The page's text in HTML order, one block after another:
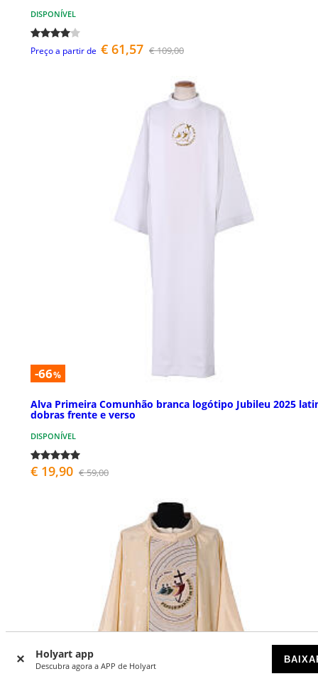
Holyart app
Descubra agora a APP de Holyart
DISPONÍVEL
Preço a partir de € 61,57 € 109,00
-66%
Alva Primeira Comunhão branca logótipo Jubileu 2025
dobras frente e verso
DISPONÍVEL
€ 19,90 € 59,00